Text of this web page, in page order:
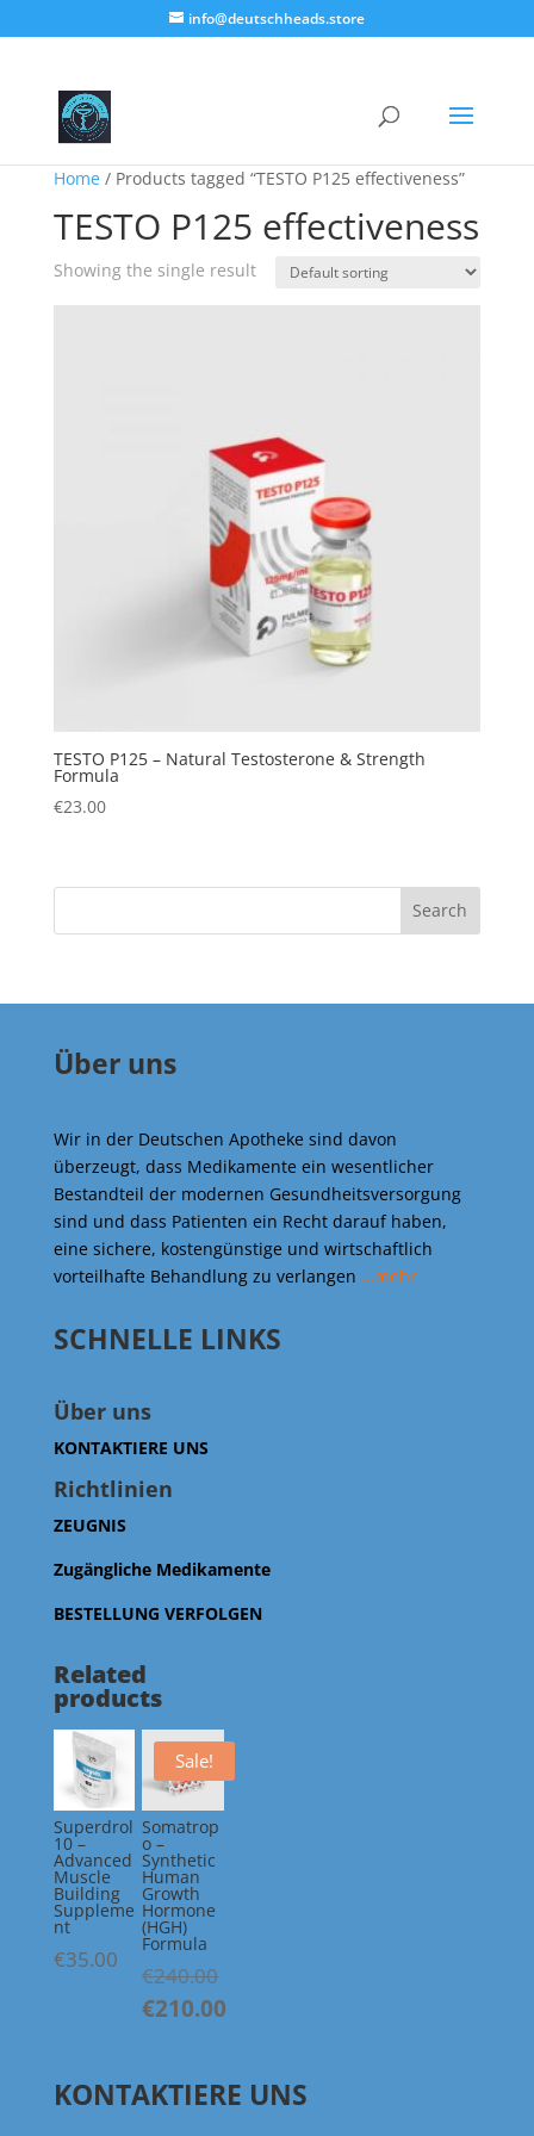
info@deutschheads.store
Home/ Products tagged “TESTO P125 effectiveness”
TESTO P125 effectiveness
Showing the single result
TESTO P125 – Natural Testosterone & Strength
Formula
€23.00
Search
Über uns
Wir in der Deutschen Apotheke sind davon
überzeugt, dass Medikamente ein wesentlicher
Bestandteil der modernen Gesundheitsversorgung
sind und dass Patienten ein Recht darauf haben,
eine sichere, kostengünstige und wirtschaftlich
vorteilhafte Behandlung zu verlangen …mehr
SCHNELLE LINKS
Über uns
KONTAKTIERE UNS
Richtlinien
ZEUGNIS
Zugängliche Medikamente
BESTELLUNG VERFOLGEN
Related
products
Superdrol
10 –
Advanced
Muscle
Building
Suppleme
nt
€35.00
Sale!
Somatrop
o –
Synthetic
Human
Growth
Hormone
(HGH)
Formula
€240.00Original
price
€210.00
is:
KONTAKTIERE UNS